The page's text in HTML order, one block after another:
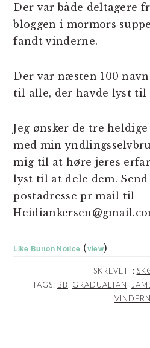
Der var både deltagere
bloggen i mormors
fandt vinderne.
Der var næsten 100
til alle, der havde lyst til
Jeg ønsker de tre
med min
mig til at høre jeres
lyst til at dele dem.
postadresse pr mail til
Like Button Notice (view)
SKREVET I:
TAGS: BB GRADUALTAN